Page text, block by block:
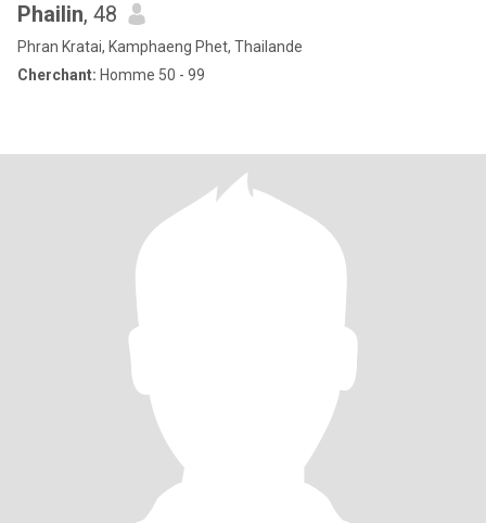
Phailin, 48
Phran Kratai, Kamphaeng Phet, Thailande
Cherchant: Homme 50 - 99